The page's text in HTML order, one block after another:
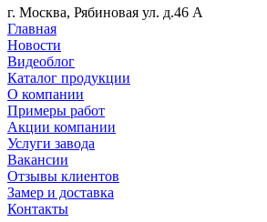
г. Москва, Рябиновая ул. д.46 А
Главная
Новости
Видеоблог
Каталог продукции
О компании
Примеры работ
Акции компании
Услуги завода
Вакансии
Отзывы клиентов
Замер и доставка
Контакты